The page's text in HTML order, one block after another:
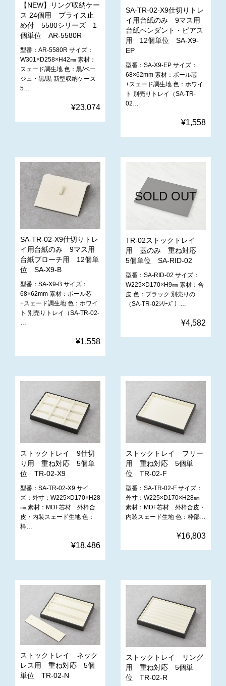
【NEW】リング収納ケー
ス 24個用 プライス止
め付 5580シリーズ 1
個単位 AR-5580R
型番：AR-5580R サイズ：
W301×D258×H42㎜ 素材：
スェード調生地 色：黒/ベー
ジュ・黒/黒 新型収納ケース
5…
¥23,074
SA-TR-02-X9仕切りトレ
イ用台紙のみ 9マス用
台紙ペンダント・ピアス
用 12個単位 SA-X9-
EP
型番：SA-X9-EP サイズ：
68×62mm 素材：ボール芯
+スェード調生地 色：ホワイ
ト 別売りトレイ（SA-TR-
02…
¥1,558
SA-TR-02-X9仕切りトレ
イ用台紙のみ 9マス用
台紙ブローチ用 12個単
位 SA-X9-B
型番：SA-X9-B サイズ：
68×62mm 素材：ボール芯
+スェード調生地 色：ホワイ
ト 別売りトレイ（SA-TR-02-
…
¥1,558
SOLD OUT
TR-02ストックトレイ
用 蓋のみ 重ね対応
5個単位 SA-RID-02
型番：SA-RID-02 サイズ：
W225×D170×H9㎜ 素材：合
皮 色：ブラック 別売りの
（SA-TR-02ｼﾘｰｽﾞ）…
¥4,582
ストックトレイ 9仕切
り用 重ね対応 5個単
位 TR-02-X9
型番：SA-TR-02-X9 サイ
ズ：外寸：W225×D170×H28
㎜ 素材：MDF芯材 外枠合
皮・内装スェード生地 色：
枠…
¥18,486
ストックトレイ フリー
用 重ね対応 5個単
位 TR-02-F
型番：SA-TR-02-F サイズ：
外寸：W225×D170×H28㎜
素材：MDF芯材 外枠合皮・
内装スェード生地 色：枠部…
¥16,803
ストックトレイ ネック
レス用 重ね対応 5個
単位 TR-02-N
ストックトレイ リング
用 重ね対応 5個単
位 TR-02-R